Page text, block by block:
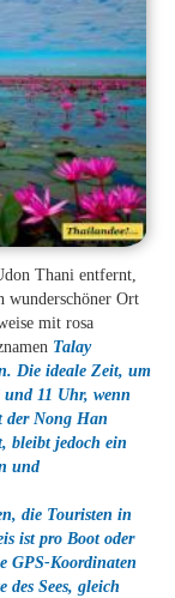
Thani entfernt,
wunderschöner Ort
mit rosa
Talay
Die ideale Zeit, um
und 11 Uhr, wenn
der Nong Han
bleibt jedoch ein
und
die Touristen in
ist pro Boot oder
GPS-Koordinaten
des Sees, gleich